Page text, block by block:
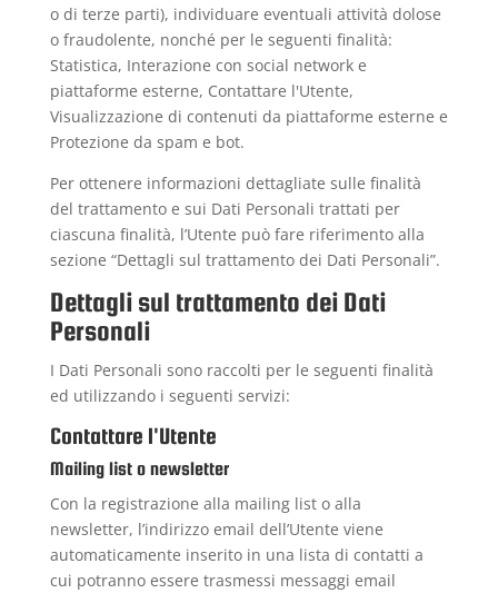
o di terze parti), individuare eventuali attività dolose
o fraudolente, nonché per le seguenti finalità:
Statistica, Interazione con social network e
piattaforme esterne, Contattare l'Utente,
Visualizzazione di contenuti da piattaforme esterne e
Protezione da spam e bot.
Per ottenere informazioni dettagliate sulle finalità
del trattamento e sui Dati Personali trattati per
ciascuna finalità, l’Utente può fare riferimento alla
sezione “Dettagli sul trattamento dei Dati Personali”.
Dettagli sul trattamento dei Dati
Personali
I Dati Personali sono raccolti per le seguenti finalità
ed utilizzando i seguenti servizi:
Contattare l'Utente
Mailing list o newsletter
Con la registrazione alla mailing list o alla
newsletter, l’indirizzo email dell’Utente viene
automaticamente inserito in una lista di contatti a
cui potranno essere trasmessi messaggi email